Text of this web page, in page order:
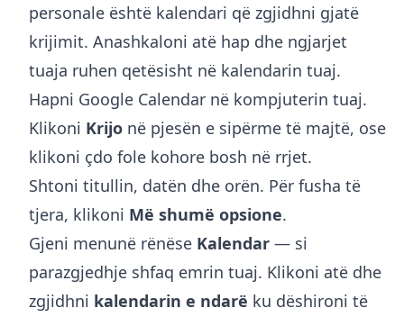
personale është kalendari që zgjidhni gjatë
krijimit. Anashkaloni atë hap dhe ngjarjet
tuaja ruhen qetësisht në kalendarin tuaj.
Hapni Google Calendar në kompjuterin tuaj.
Klikoni Krijo në pjesën e sipërme të majtë, ose
klikoni çdo fole kohore bosh në rrjet.
Shtoni titullin, datën dhe orën. Për fusha të
tjera, klikoni Më shumë opsione.
Gjeni menunë rënëse Kalendar — si
parazgjedhje shfaq emrin tuaj. Klikoni atë dhe
zgjidhni kalendarin e ndarë ku dëshironi të